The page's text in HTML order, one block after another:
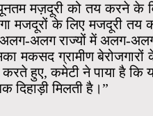
मज़दूरी को तय करने के
मजदूरों के लिए मजदूरी तय
अलग राज्यों में अलग-
मकसद ग्रामीण
हुए, कमेटी ने पाया है
दिहाड़ी मिलती है।”